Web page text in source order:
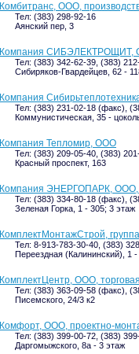
Комбитранс, ООО,
Тел: (383) 298-92-16
Аянский пер, 3
Компания СИБЭЛЕКТРОЩИТ,
Тел: (383) 342-62-39, (383)
Сибиряков-Гвардейцев, 62 -
Компания
Тел: (383) 231-02-18 (факс),
Коммунистическая, 35 -
Компания Тепломир, ООО
Тел: (383) 209-05-40, (383)
Красный проспект, 163
Компания ЭНЕРГОПАРК, ООО,
Тел: (383) 334-80-18 (факс),
Зеленая Горка, 1 - 305; 3 этаж
КомплектМонтажСтрой,
Тел: 8-913-783-30-40, (383)
Переездная (Калининский), 1
КомплектЦентр, ООО,
Тел: (383) 363-09-58 (факс),
Писемского, 24/3 к2
Комфорт, ООО, проектно-
Тел: (383) 399-00-72, (383)
Даргомыжского, 8а - 3 этаж